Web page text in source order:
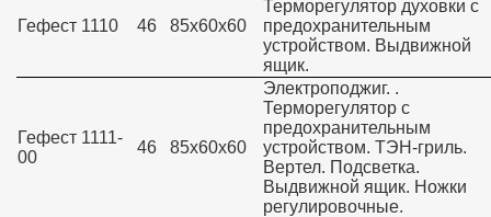
Гефест 1110 46 85х60х60
Терморегулятор духовки с
предохранительным
устройством. Выдвижной
ящик.
Гефест 1111-
00
46 85х60х60
Электроподжиг. .
Терморегулятор с
предохранительным
устройством. ТЭН-гриль.
Вертел. Подсветка.
Выдвижной ящик. Ножки
регулировочные.